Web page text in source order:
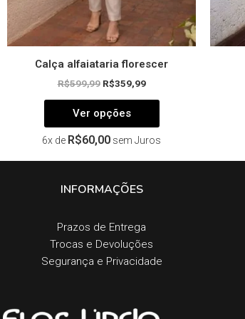
Calça alfaiataria florescer
R$599,99 R$359,99
Ver opções
produto
6x de R$60,00 sem Juros
INFORMAÇÕES
Prazos de Entrega​
Trocas e Devoluções​
Segurança e Privacidade